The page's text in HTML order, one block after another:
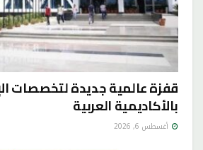
قفزة عالمية جديدة لتخصصات
بالأكاديمية العربية
أغسطس 6, 2026